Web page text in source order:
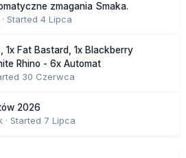
zmagania Smaka.
· Started 4 Lipca
1x Fat Bastard, 1x Blackberry
Rhino - 6x Automat
30 Czerwca
2026
· Started 7 Lipca